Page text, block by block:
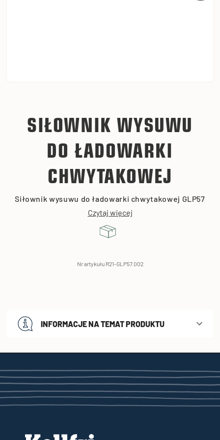
SIŁOWNIK WYSUWU
DO ŁADOWARKI
CHWYTAKOWEJ
Siłownik wysuwu do ładowarki chwytakowej GLP57
Czytaj więcej
Nr artykułu R21-GLP57.002
INFORMACJE NA TEMAT PRODUKTU